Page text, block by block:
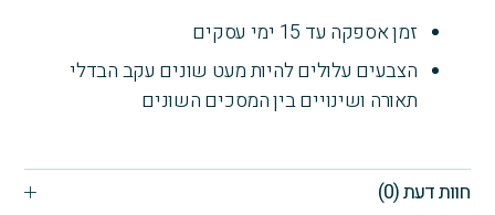
זמן אספקה עד 15 ימי עסקים
הצבעים עלולים להיות מעט שונים עקב הבדלי
תאורה ושינויים בין המסכים השונים
חוות דעת (0)